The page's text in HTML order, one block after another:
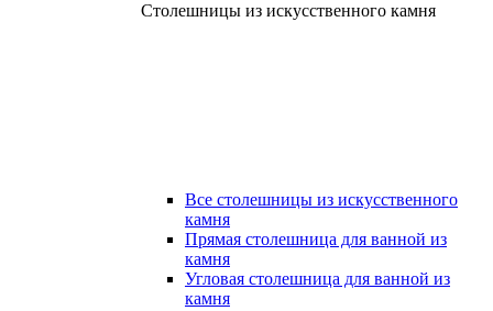
Столешницы из искусственного камня
Все столешницы из искусственного
камня
Прямая столешница для ванной из
камня
Угловая столешница для ванной из
камня